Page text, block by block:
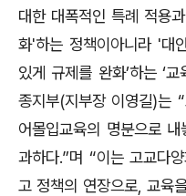
대한 대폭적인 특례 적용
화'하는 정책이아니라 '대
있게 규제를 완화’하는 ‘
종지부(지부장 이영길)는
어몰입교육의 명분으로
과하다.”며 “이는 고교다
고 정책의 연장으로, 교육